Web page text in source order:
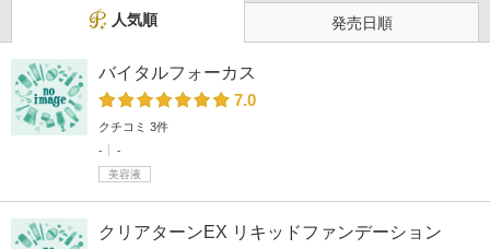
人気順 発売日順
バイタルフォーカス
7.0
クチコミ 3件
-
-
美容液
クリアターンEX リキッドファンデーション